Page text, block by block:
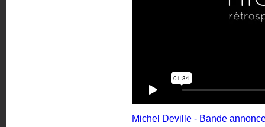
Michel Deville - Bande